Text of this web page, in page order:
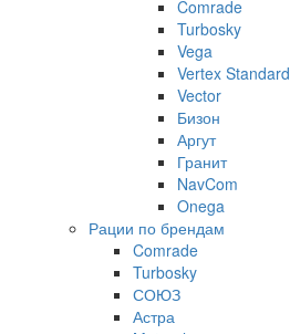
Comrade
Turbosky
Vega
Vertex Standard
Vector
Бизон
Аргут
Гранит
NavCom
Onega
Рации по брендам
Comrade
Turbosky
СОЮЗ
Астра